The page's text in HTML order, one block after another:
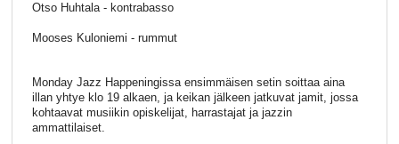
Otso Huhtala - kontrabasso
Mooses Kuloniemi - rummut
Monday Jazz Happeningissa ensimmäisen setin soittaa aina
illan yhtye klo 19 alkaen, ja keikan jälkeen jatkuvat jamit, jossa
kohtaavat musiikin opiskelijat, harrastajat ja jazzin
ammattilaiset.